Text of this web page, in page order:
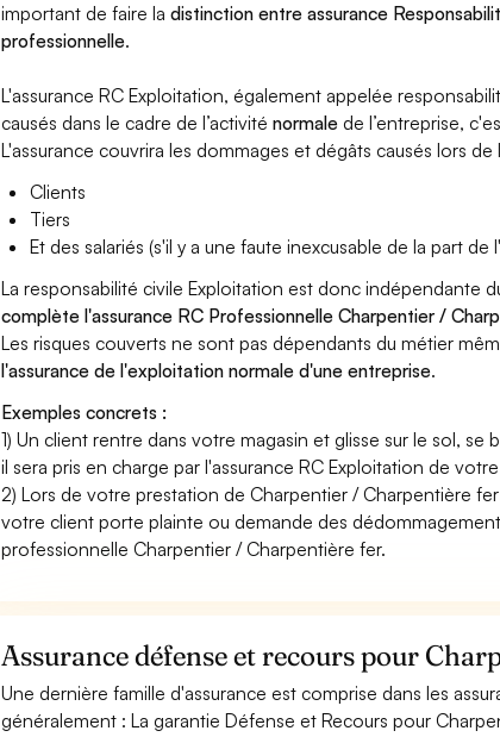
important de faire ladistinction entre assurance
professionnelle.
L'assurance RC Exploitation, également appelée
causés dans le cadre de l’activiténormale de l’entreprise,
L'assurance couvrira les dommages et dégâts causés lors
Clients
Tiers
Et des salariés (s'il y a une faute inexcusable de la part de
La responsabilité civile Exploitation est donc indépendante
complète l'assurance RC Professionnelle Charpentier /
Les risques couverts ne sont pas dépendants du métier
l'assurance de l'exploitation normale d'une entreprise.
Exemples concrets :
1) Un client rentre dans votre magasin et glisse sur le sol,
il sera pris en charge par l'assurance RC Exploitation de
2) Lors de votre prestation de Charpentier / Charpentière
votre client porte plainte ou demande des
professionnelle Charpentier / Charpentière fer.
Assurance défense et recours pour
Une dernière famille d'assurance est comprise dans les
généralement : La garantie Défense et Recours pour